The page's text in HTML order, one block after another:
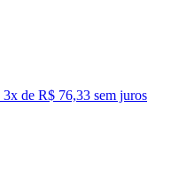
3x de R$ 76,33 sem juros